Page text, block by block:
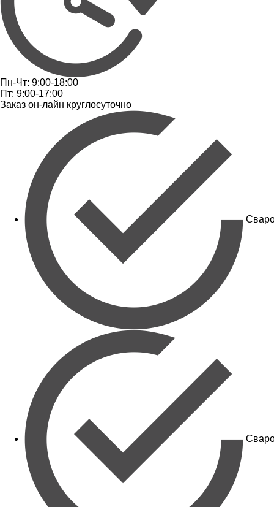
Пн-Чт: 9:00-18:00
Пт: 9:00-17:00
Заказ он-лайн круглосуточно